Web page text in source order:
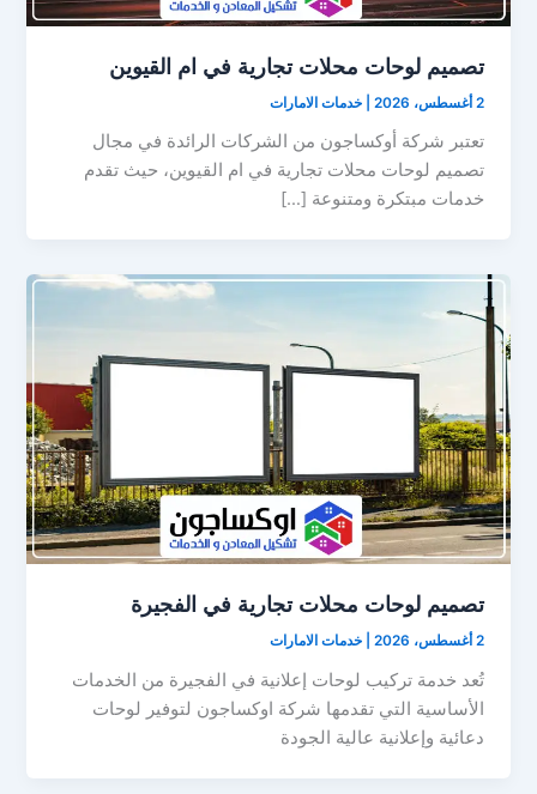
تصميم لوحات محلات تجارية في ام القيوين
2 أغسطس، 2026 |خدمات الامارات
تعتبر شركة أوكساجون من الشركات الرائدة في مجال
تصميم لوحات محلات تجارية في ام القيوين، حيث تقدم
خدمات مبتكرة ومتنوعة […]
تصميم لوحات محلات تجارية في الفجيرة
2 أغسطس، 2026 |خدمات الامارات
تُعد خدمة تركيب لوحات إعلانية في الفجيرة من الخدمات
الأساسية التي تقدمها شركة اوكساجون لتوفير لوحات
دعائية وإعلانية عالية الجودة